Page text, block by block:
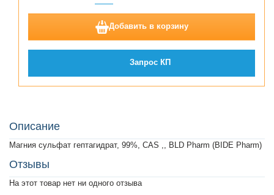
Добавить в корзину
Запрос КП
Описание
Магния сульфат гептагидрат, 99%, CAS ,, BLD Pharm (BIDE Pharm)
Отзывы
На этот товар нет ни одного отзыва